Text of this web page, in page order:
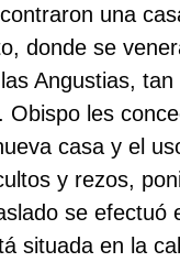
una
donde se
Angustias,
Obispo les
casa y el
y rezos,
se efectuó
situada en la